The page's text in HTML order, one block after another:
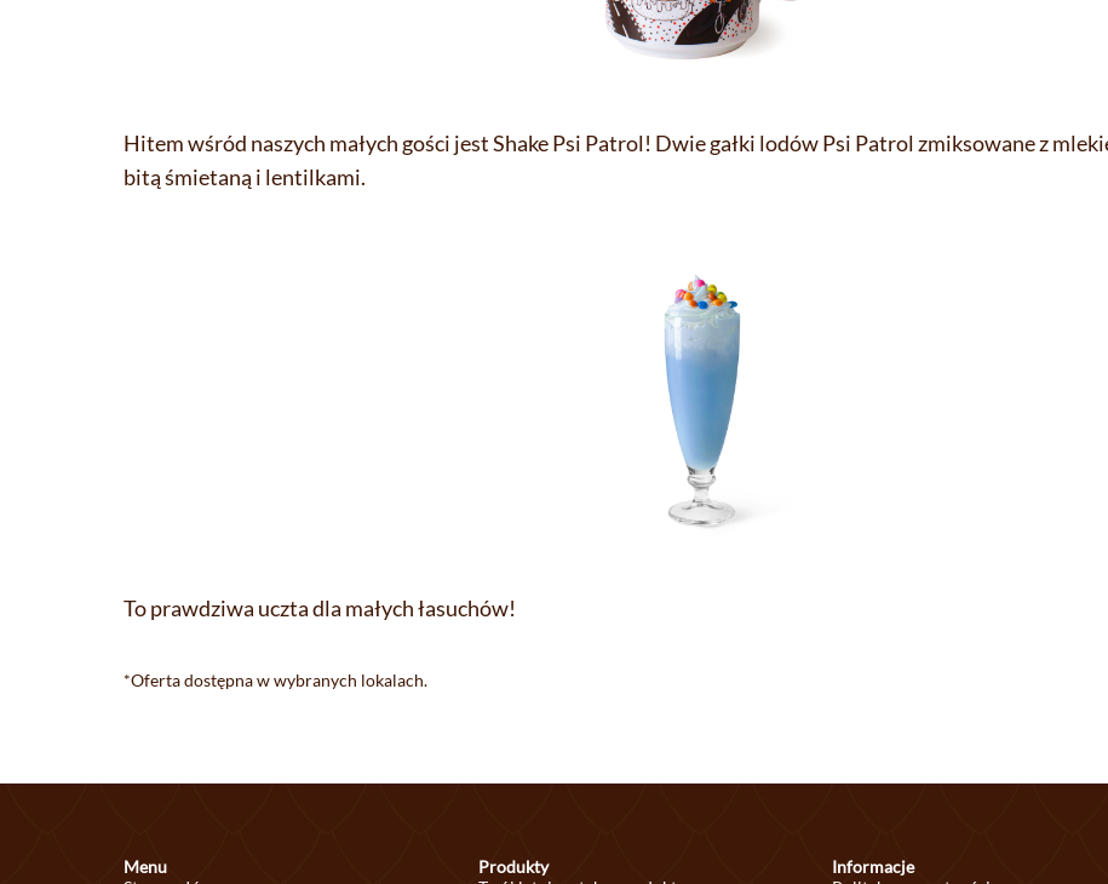
Hitem wśród naszych małych gości jest Shake Psi Patrol! Dwie gałki lodów Psi Patrol zmiksowane z
bitą śmietaną i lentilkami.
To prawdziwa uczta dla małych łasuchów!
*Oferta dostępna w wybranych lokalach.
Menu
Produkty
Informacje